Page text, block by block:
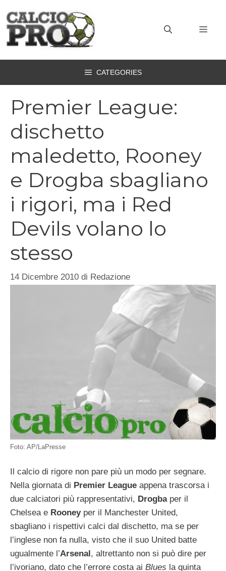
contenuto
CATEGORIES
Premier League:
dischetto
maledetto, Rooney
e Drogba sbagliano
i rigori, ma i Red
Devils volano lo
stesso
14 Dicembre 2010 di Redazione
Foto: AP/LaPresse
Il calcio di rigore non pare più un modo per segnare.
Nella giornata di Premier League appena trascorsa i
due calciatori più rappresentativi, Drogba per il
Chelsea e Rooney per il Manchester United,
sbagliano i rispettivi calci dal dischetto, ma se per
l’inglese non fa nulla, visto che il suo United batte
ugualmente l’Arsenal, altrettanto non si può dire per
l’ivoriano, dato che l’errore costa ai Blues la quinta